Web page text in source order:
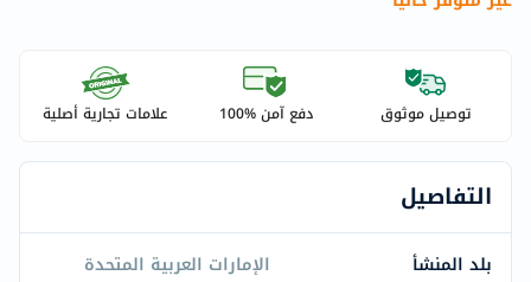
توصيل موثوق دفع آمن %100 علامات تجارية أصلية
التفاصيل
بلد المنشأ
الإمارات العربية المتحدة